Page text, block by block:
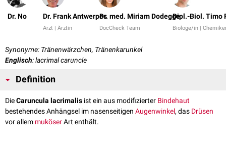
Dr. No Dr. Frank Antwerpes
Arzt | Ärztin
Dr. med. Miriam Dodegge
DocCheck Team
Dipl.-Biol. Timo
Biologe/in |
Synonyme: Tränenwärzchen, Tränenkarunkel
Englisch: lacrimal caruncle
Definition
DieCaruncula lacrimalis ist ein aus modifizierter Bindehaut
bestehendes Anhängsel im nasenseitigen Augenwinkel, das Drüsen
vor allem muköserArt enthält.